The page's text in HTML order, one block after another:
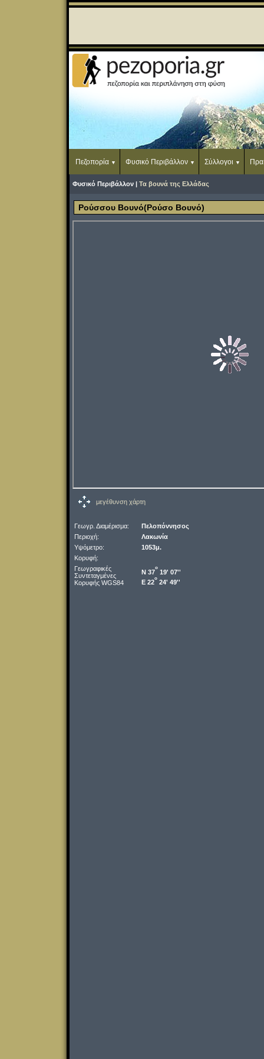
Πεζοπορία Φυσικό Περιβάλλον Σύλλογοι
Φυσικό Περιβάλλον | Τα βουνά της Ελλάδας
Ρούσσου Βουνό(Ρούσο Βουνό)
μεγέθυνση χάρτη
Γεωγρ. Διαμέρισμα:
Πελοπόννησος
Περιοχή:
Λακωνία
Υψόμετρο:
1053μ.
Κορυφή:
Γεωγραφικές
Συντεταγμένες
Κορυφής WGS84
Ν 37
o
19' 07''
Ε 22
o
24' 49''